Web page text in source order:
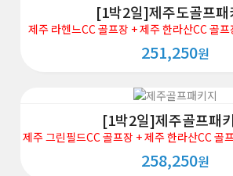
[1박2일]제주도골프패
제주 라헨느CC 골프장 + 제주 한라산CC 골
251,250원
[1박2일]제주골프패
제주 그린필드CC 골프장 + 제주 한라산CC 골
258,250원